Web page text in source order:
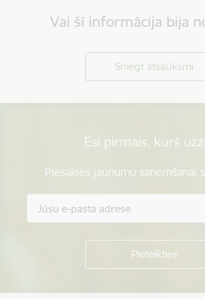
Vai šī informācija bija
Sniegt atsauksmi
Esi pirmais, kurš
Piesakies jaunumu saņemšanai